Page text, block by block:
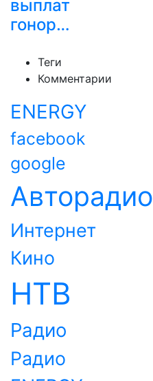
выплат
гонор…
Теги
Комментарии
ENERGY
facebook
google
Авторадио
Интернет
Кино
НТВ
Радио
Радио